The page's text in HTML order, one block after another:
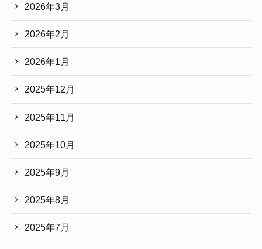
2026年3月
2026年2月
2026年1月
2025年12月
2025年11月
2025年10月
2025年9月
2025年8月
2025年7月